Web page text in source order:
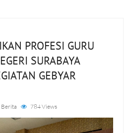
PROFESI GURU
SURABAYA
GEBYAR
Berita 784 Views